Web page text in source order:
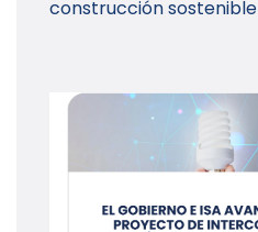
construcción sostenible